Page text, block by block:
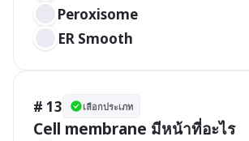
Peroxisome
ER Smooth
# 13 เลือกประเภท
Cell membrane มีหน้าที่อะไร